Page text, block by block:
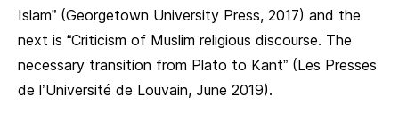
Islam” (Georgetown University Press, 2017) and the
next is “Criticism of Muslim religious discourse. The
necessary transition from Plato to Kant” (Les Presses
de l’Université de Louvain, June 2019).